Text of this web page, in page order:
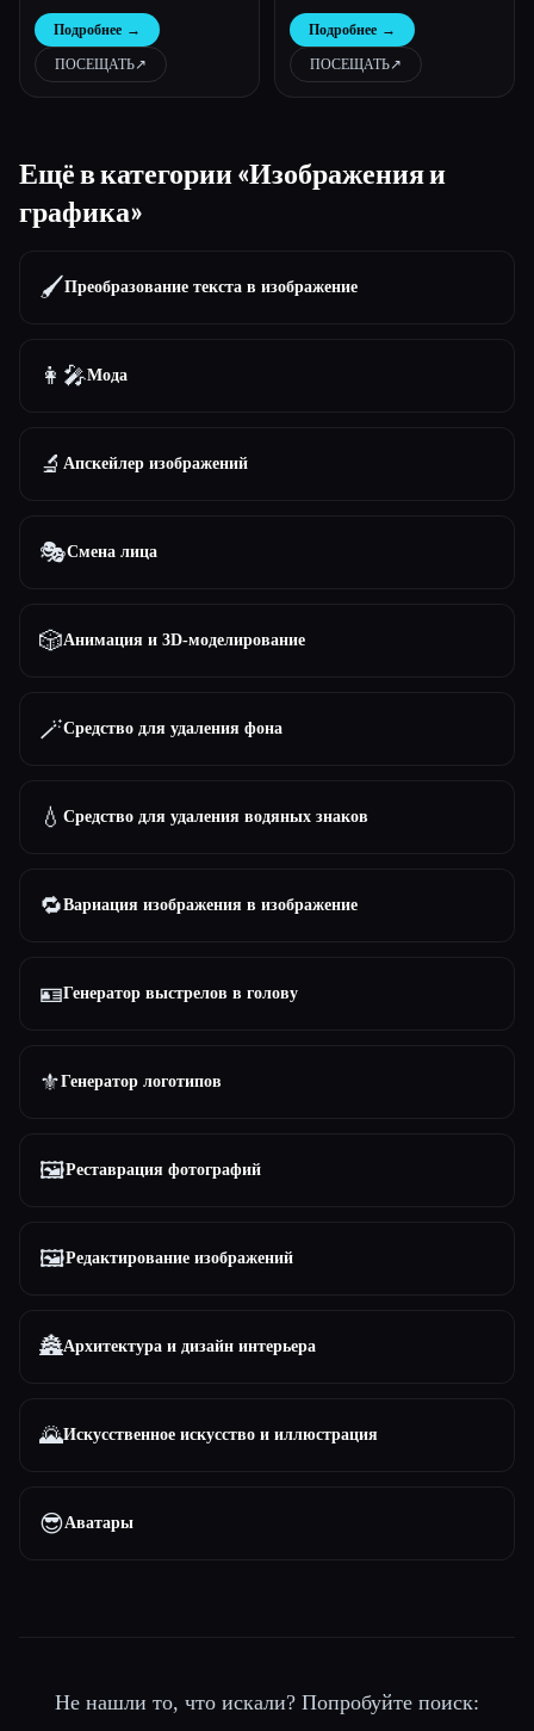
искусственным интеллектом
[обновление 2026]
Подробнее →
ПОСЕЩАТЬ↗︎
красоты с искусственным
интеллектом
Подробнее →
ПОСЕЩАТЬ↗︎
Ещё в категории «Изображения и
графика»
🖌️Преобразование текста в изображение
👩‍🎤Мода
🔬 Апскейлер изображений
🎭Смена лица
🎲Анимация и 3D-моделирование
🪄Средство для удаления фона
💧 Средство для удаления водяных знаков
🔁Вариация изображения в изображение
🪪Генератор выстрелов в голову
⚜️Генератор логотипов
🖼️Реставрация фотографий
🖼️Редактирование изображений
🏯Архитектура и дизайн интерьера
🌄Искусственное искусство и иллюстрация
😎Аватары
Не нашли то, что искали? Попробуйте поиск: